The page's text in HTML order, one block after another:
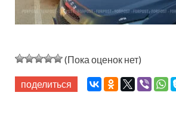
(Пока оценок нет)
поделиться